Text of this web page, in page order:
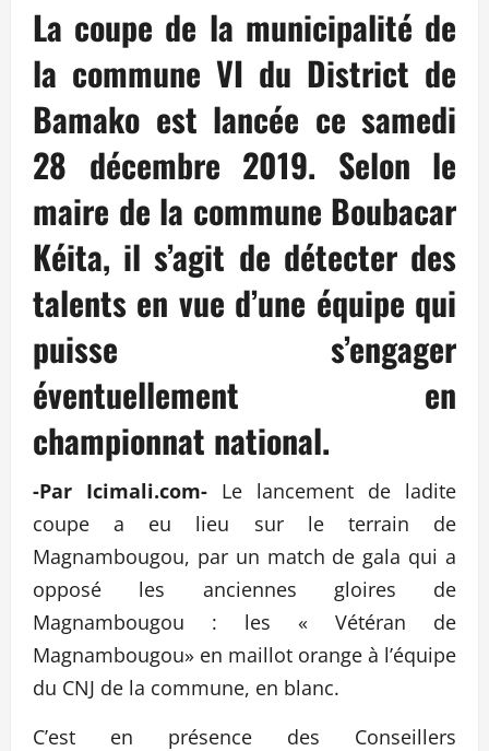
La coupe de la municipalité de
la commune VI du District de
Bamako est lancée ce samedi
28 décembre 2019. Selon le
maire de la commune Boubacar
Kéita, il s’agit de détecter des
talents en vue d’une équipe qui
puisse s’engager
éventuellement en
championnat national.
-Par Icimali.com- Le lancement de ladite
coupe a eu lieu sur le terrain de
Magnambougou, par un match de gala qui a
opposé les anciennes gloires de
Magnambougou : les « Vétéran de
Magnambougou» en maillot orange à l’équipe
du CNJ de la commune, en blanc.
C’est en présence des Conseillers